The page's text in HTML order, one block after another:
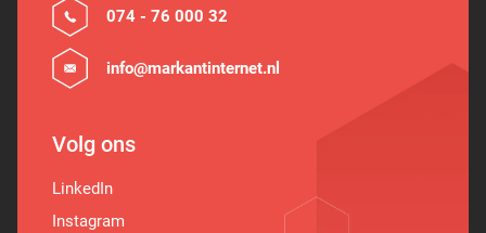
074 - 76 000 32
info@markantinternet.nl
Volg ons
LinkedIn
Instagram